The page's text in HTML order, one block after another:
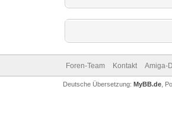
Foren-Team Kontakt Amiga-
Deutsche Übersetzung: MyBB.de,